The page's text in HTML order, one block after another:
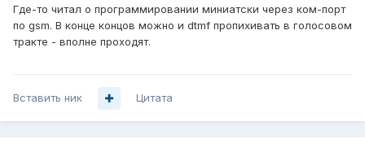
Где-то читал о программировании миниатски через ком-порт
по gsm. В конце концов можно и dtmf пропихивать в голосовом
тракте - вполне проходят.
Вставить ник Цитата